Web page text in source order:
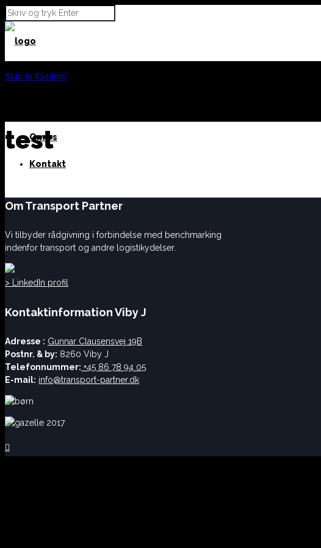
Vi tilbyder
Om os
Kontakt
Skip to Content
test
Om Transport Partner
Vi tilbyder rådgivning i forbindelse med benchmarking
indenfor transport og andre logistikydelser.
> LinkedIn profil
Kontaktinformation Viby J
Adresse : Gunnar Clausensvej 19B
Postnr. & by: 8260 Viby J
Telefonnummer: +45 86 78 94 05
E-mail: info@transport-partner.dk
